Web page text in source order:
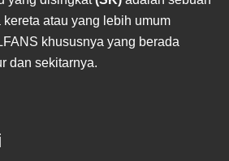
atau yang lebih umum
khususnya yang berada
dan sekitarnya.